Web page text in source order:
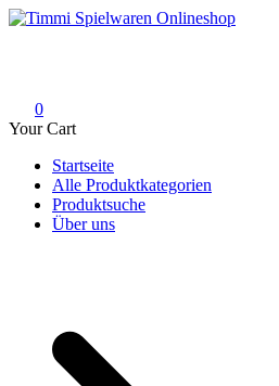
Skip
0
Your Cart
Startseite
Alle Produktkategorien
Produktsuche
Über uns